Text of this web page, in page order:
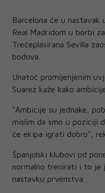
Barcelona će u
Real Madridom u borbi
Trećeplasirana Sevilla
bodova.
Unatoč promijenjenim
Suarez kaže kako
"Ambicije su jednake,
mislim da smo u poziciji
će ekipa igrati dobro",
Španjolski klubovi od
normalno trenirati i to je
nastavku prvenstva.